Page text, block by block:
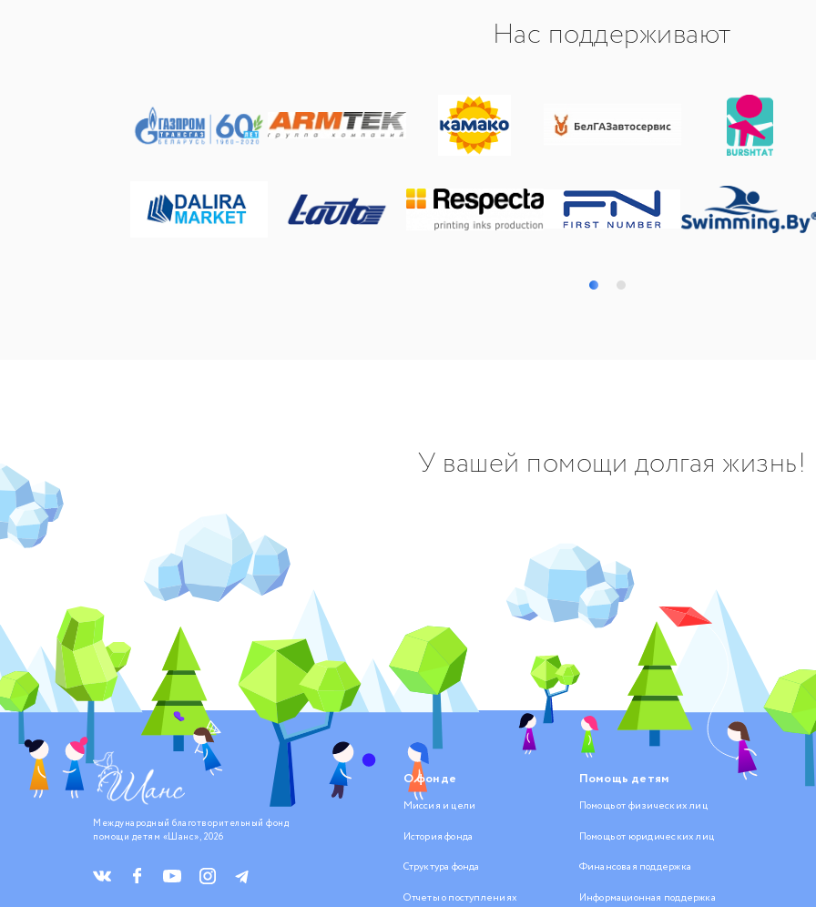
Нас поддерживают
У вашей помощи долгая жизнь!
Международный благотворительный фонд
помощи детям «Шанс», 2026
О фонде
Миссия и цели
История фонда
Структура фонда
Отчеты о поступлениях
Помощь детям
Помощь от физических лиц
Помощь от юридических лиц
Финансовая поддержка
Информационная поддержка